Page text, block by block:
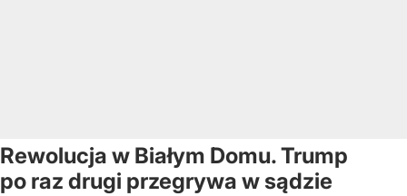
Rewolucja w Białym Domu. Trump
po raz drugi przegrywa w sądzie